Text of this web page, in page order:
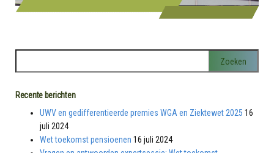
Recente berichten
UWV en gedifferentieerde premies WGA en Ziektewet 2025 16
juli 2024
Wet toekomst pensioenen 16 juli 2024